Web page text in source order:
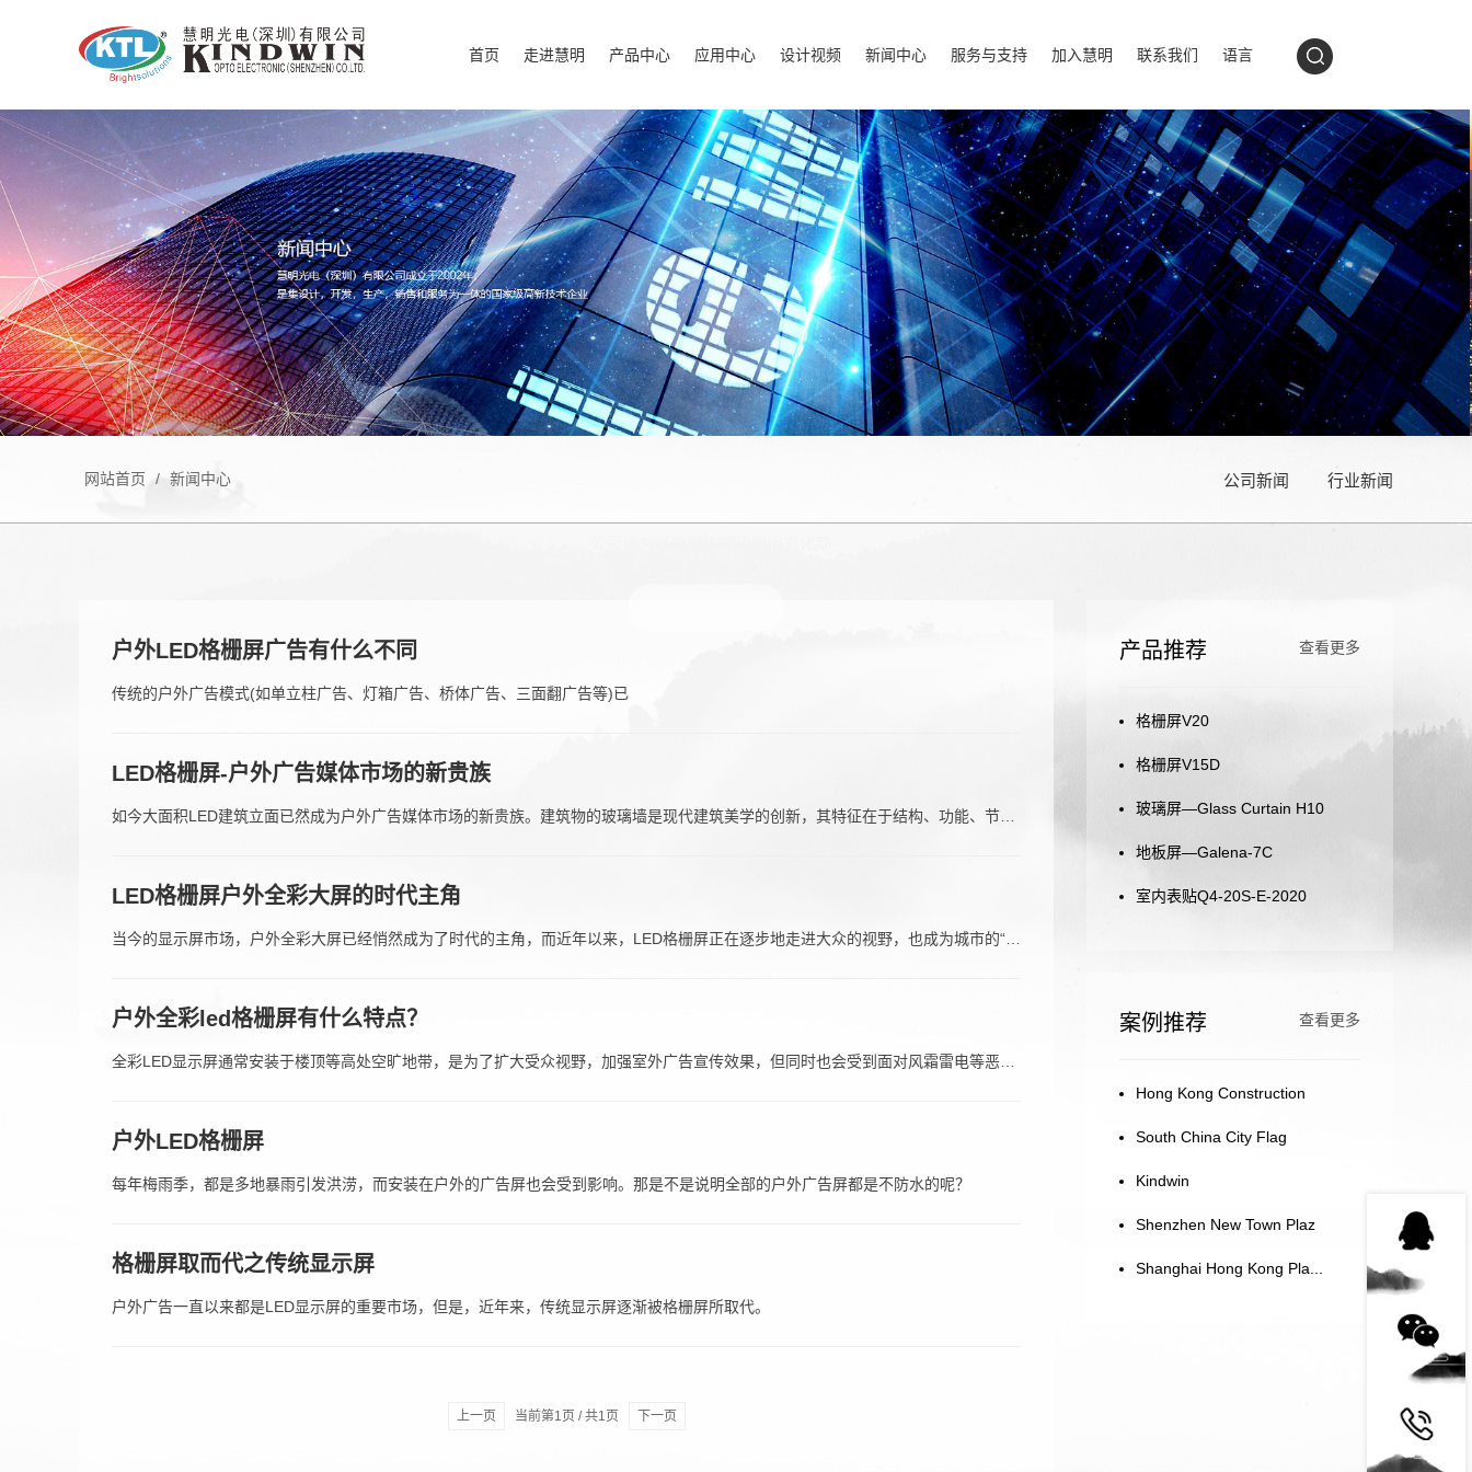
首页 走进慧明 产品中心 应用中心 设计视频 新闻中心 服务与支持 加入慧明 联系我们 语言
网站首页 / 新闻中心 公司新闻 行业新闻
户外LED格栅屏广告有什么不同
传统的户外广告模式(如单立柱广告、灯箱广告、桥体广告、三面翻广告等)已
LED格栅屏-户外广告媒体市场的新贵族
如今大面积LED建筑立面已然成为户外广告媒体市场的新贵族。建筑物的玻璃墙是现代建筑美学的创新，其特征在于结构、功能、节能
LED格栅屏户外全彩大屏的时代主角
当今的显示屏市场，户外全彩大屏已经悄然成为了时代的主角，而近年以来，LED格栅屏正在逐步地走进大众的视野，也成为城市的“颜
户外全彩led格栅屏有什么特点？
全彩LED显示屏通常安装于楼顶等高处空旷地带，是为了扩大受众视野，加强室外广告宣传效果，但同时也会受到面对风霜雷电等恶劣
户外LED格栅屏
每年梅雨季，都是多地暴雨引发洪涝，而安装在户外的广告屏也会受到影响。那是不是说明全部的户外广告屏都是不防水的呢？
格栅屏取而代之传统显示屏
户外广告一直以来都是LED显示屏的重要市场，但是，近年来，传统显示屏逐渐被格栅屏所取代。
上一页 当前第1页 / 共1页 下一页
产品推荐 查看更多
格栅屏V20
格栅屏V15D
玻璃屏—Glass Curtain H10
地板屏—Galena-7C
室内表贴Q4-20S-E-2020
案例推荐 查看更多
Hong Kong Construction
South China City Flag
Kindwin
Shenzhen New Town Plaz
Shanghai Hong Kong Pla...